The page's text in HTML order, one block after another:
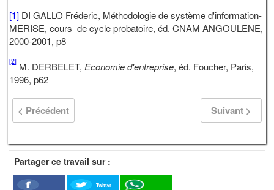
[1] DI GALLO Fréderic, Méthodologie de système d'information-
MERISE, cours de cycle probatoire, éd. CNAM ANGOULENE,
2000-2001, p8
[2] M. DERBELET, Economie d'entreprise, éd. Foucher, Paris,
1996, p62
< Précédent Suivant >
Partager ce travail sur :
Twitter